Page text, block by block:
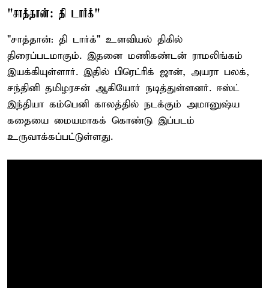
"சாத்தான்: தி டார்க்"
"சாத்தான்: தி டார்க்" உளவியல் திகில்
திரைப்படமாகும். இதனை மணிகண்டன் ராமலிங்கம்
இயக்கியுள்ளார். இதில் பிரெட்ரிக் ஜான், அயரா பலக்,
சந்தினி தமிழரசன் ஆகியோர் நடித்துள்ளனர். ஈஸ்ட்
இந்தியா கம்பெனி காலத்தில் நடக்கும் அமானுஷ்ய
கதையை மையமாகக் கொண்டு இப்படம்
உருவாக்கப்பட்டுள்ளது.